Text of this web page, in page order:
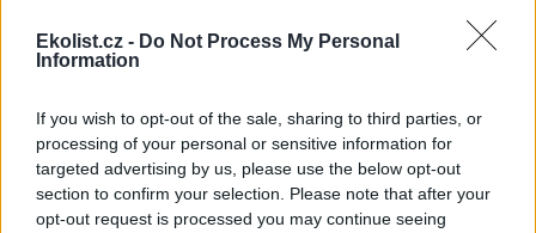
Ekolist.cz - Do Not Process My Personal
Information
If you wish to opt-out of the sale, sharing to third parties, or
processing of your personal or sensitive information for
targeted advertising by us, please use the below opt-out
section to confirm your selection. Please note that after your
opt-out request is processed you may continue seeing
chtějí posílit postavení
zástupců obcí a krajů v radách
národních parků. Vyplývá to z předkládací zprávy na vládním
své stanovisko k příslušné novele o ochraně přírody ve stanovené
lhůtě nedodalo. Kabinet se má novelou zabývat v pondělí. Jeho
postoj bude doporučením pro Sněmovnu, v níž má vládní koalice
většinu.